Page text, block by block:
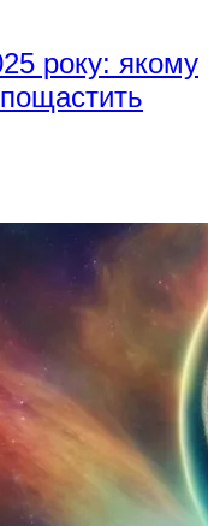
року: якому